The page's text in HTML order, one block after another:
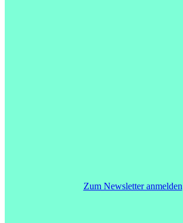
Zum Newsletter anmelden